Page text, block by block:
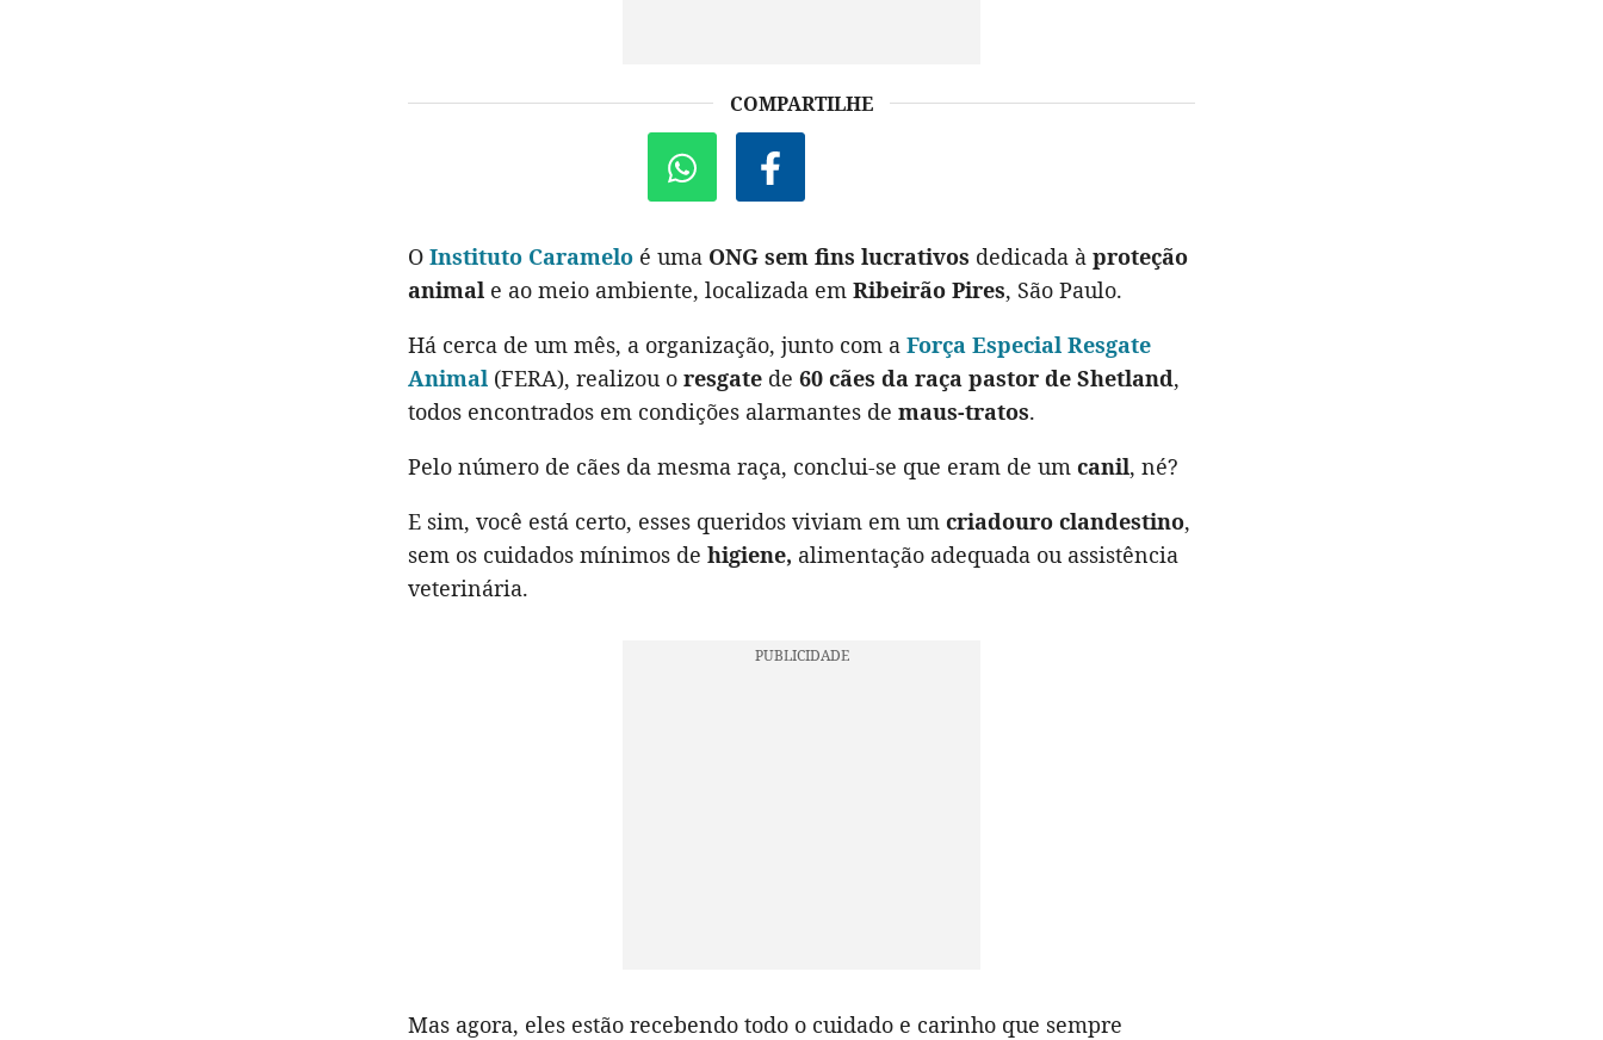
COMPARTILHE
O Instituto Caramelo é uma ONG sem fins lucrativos dedicada à proteção
animal e ao meio ambiente, localizada em Ribeirão Pires, São Paulo.
Há cerca de um mês, a organização, junto com a Força Especial Resgate
Animal (FERA), realizou o resgate de 60 cães da raça pastor de Shetland,
todos encontrados em condições alarmantes de maus-tratos.
Pelo número de cães da mesma raça, conclui-se que eram de um canil, né?
E sim, você está certo, esses queridos viviam em um criadouro clandestino,
sem os cuidados mínimos de higiene, alimentação adequada ou assistência
veterinária.
Mas agora, eles estão recebendo todo o cuidado e carinho que sempre